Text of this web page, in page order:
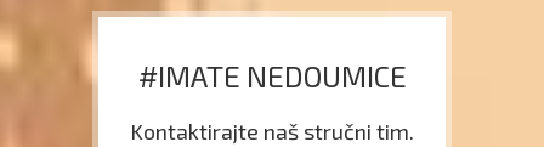
#IMATE NEDOUMICE
Kontaktirajte naš stručni tim.